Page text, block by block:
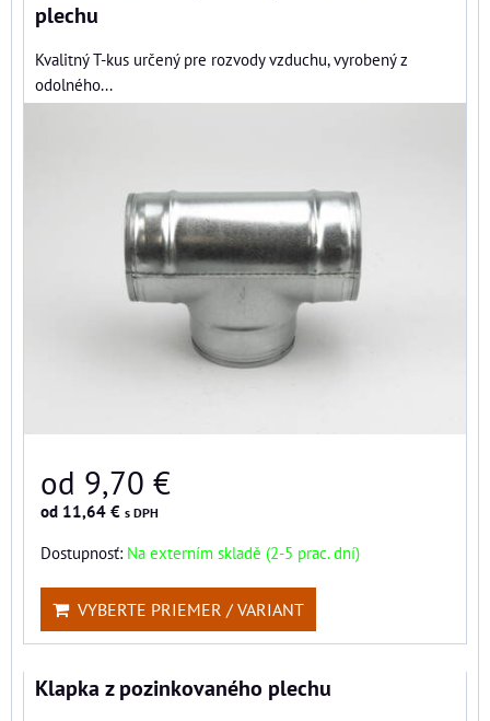
plechu
Kvalitný T-kus určený pre rozvody vzduchu, vyrobený z
odolného...
od 9,70 €
od 11,64 € s DPH
Dostupnosť: Na externím skladě (2-5 prac. dní)
VYBERTE PRIEMER / VARIANT
Klapka z pozinkovaného plechu